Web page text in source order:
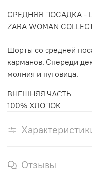
СРЕДНЯЯ ПОСАДКА -
ZARA WOMAN
Шорты со средней
карманов. Спереди
молния и пуговица.
ВНЕШНЯЯ ЧАСТЬ
100% ХЛОПОК
Отзывы